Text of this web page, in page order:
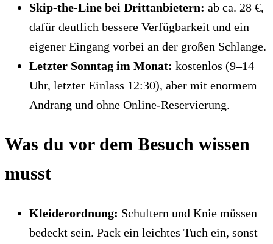
Skip-the-Line bei Drittanbietern: ab ca. 28 €,
dafür deutlich bessere Verfügbarkeit und ein
eigener Eingang vorbei an der großen Schlange.
Letzter Sonntag im Monat: kostenlos (9–14
Uhr, letzter Einlass 12:30), aber mit enormem
Andrang und ohne Online-Reservierung.
Was du vor dem Besuch wissen
musst
Kleiderordnung: Schultern und Knie müssen
bedeckt sein. Pack ein leichtes Tuch ein, sonst